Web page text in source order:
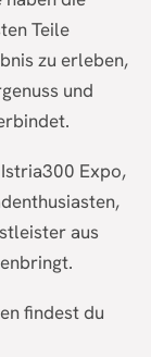
Teile
zu erleben,
und
Expo,
aus
findest du